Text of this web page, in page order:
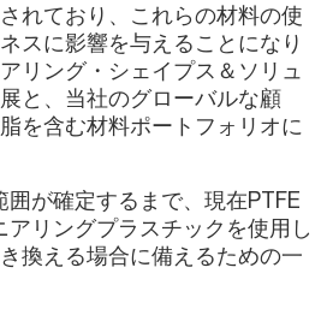
れており、これらの材料の使
スに影響を与えることになり
リング・シェイプス＆ソリュ
と、当社のグローバルな顧
を含む材料ポートフォリオに
が確定するまで、現在PTFE
アリングプラスチックを使用し
換える場合に備えるための一